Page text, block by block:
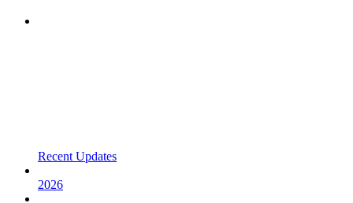
Recent Updates
2026